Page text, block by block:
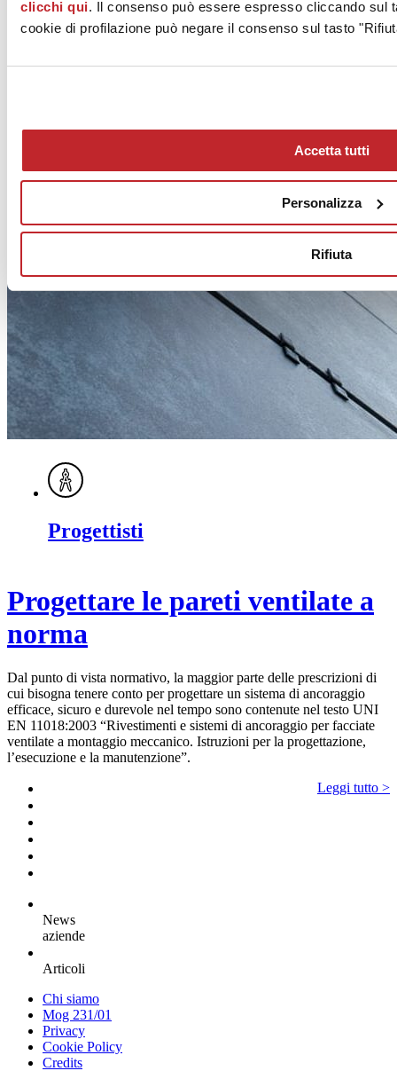
clicchi qui. Il consenso può essere espresso cliccando sul
cookie di profilazione può negare il consenso sul tasto
Accetta tutti
Personalizza
Rifiuta
Altri articoli pubblicati inFacciate esterne: tra norme
Progettisti
Progettare le pareti ventilate a
norma
Dal punto di vista normativo, la maggior parte delle prescrizioni di
cui bisogna tenere conto per progettare un sistema di ancoraggio
efficace, sicuro e durevole nel tempo sono contenute nel testo UNI
EN 11018:2003 “Rivestimenti e sistemi di ancoraggio per facciate
ventilate a montaggio meccanico. Istruzioni per la progettazione,
l’esecuzione e la manutenzione”.
Leggi tutto >
News
aziende
Articoli
Chi siamo
Mog 231/01
Privacy
Cookie Policy
Credits